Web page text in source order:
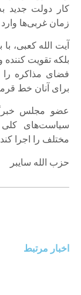
کار دولت جدید
زمان غربی‌ها
آیت الله کعبی،
بلکه تقویت
فضای مذاکره را
برای آنان خط
عضو مجلس
سیاست‌های
مختلف را اجرا
حزب الله سايبر
اخبار مرتبط